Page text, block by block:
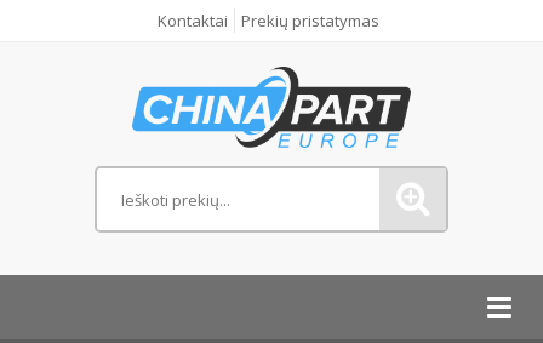
Kontaktai Prekių pristatymas